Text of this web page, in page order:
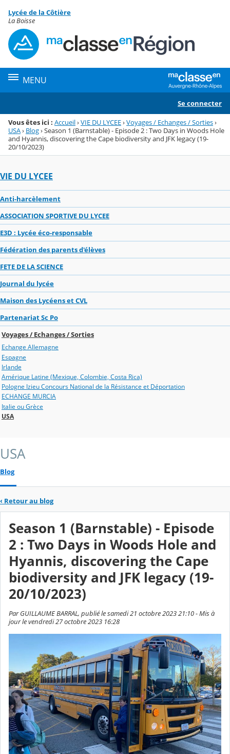
Menu de la rubrique
Contenu
Lycée de la Côtière
La Boisse
MENU
Se connecter
Vous êtes ici : Accueil›VIE DU LYCEE›Voyages / Echanges / Sorties›
USA› Blog›Season 1 (Barnstable) - Episode 2 : Two Days in Woods Hole
and Hyannis, discovering the Cape biodiversity and JFK legacy (19-
20/10/2023)
VIE DU LYCEE
Anti-harcèlement
ASSOCIATION SPORTIVE DU LYCEE
E3D : Lycée éco-responsable
Fédération des parents d'élèves
FETE DE LA SCIENCE
Journal du lycée
Maison des Lycéens et CVL
Partenariat Sc Po
Voyages / Echanges / Sorties
Echange Allemagne
Espagne
Irlande
Amérique Latine (Mexique, Colombie, Costa Rica)
Pologne Izieu Concours National de la Résistance et Déportation
ECHANGE MURCIA
Italie ou Grèce
USA
USA
Blog
‹ Retour au blog
Season 1 (Barnstable) - Episode
2 : Two Days in Woods Hole and
Hyannis, discovering the Cape
biodiversity and JFK legacy (19-
20/10/2023)
Par GUILLAUME BARRAL, publié le samedi 21 octobre 2023 21:10 - Mis à
jour le vendredi 27 octobre 2023 16:28